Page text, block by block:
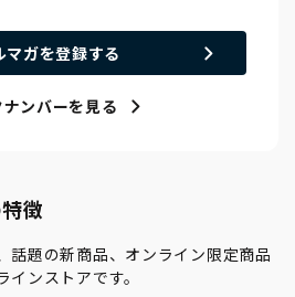
マガを登録する
ンバーを見る
徴
話題の新商品、オンライン限定商品
ンストアです。